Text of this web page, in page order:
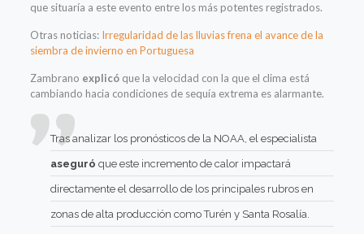
que situaría a este evento entre los más potentes registrados.
Otras noticias: Irregularidad de las lluvias frena el avance de la
siembra de invierno en Portuguesa
Zambrano explicóque la velocidad con la que el clima está
cambiando hacia condiciones de sequía extrema es alarmante.
Tras analizar los pronósticos de la NOAA, el especialista
aseguró que este incremento de calor impactará
directamente el desarrollo de los principales rubros en
zonas de alta producción como Turén y Santa Rosalía.